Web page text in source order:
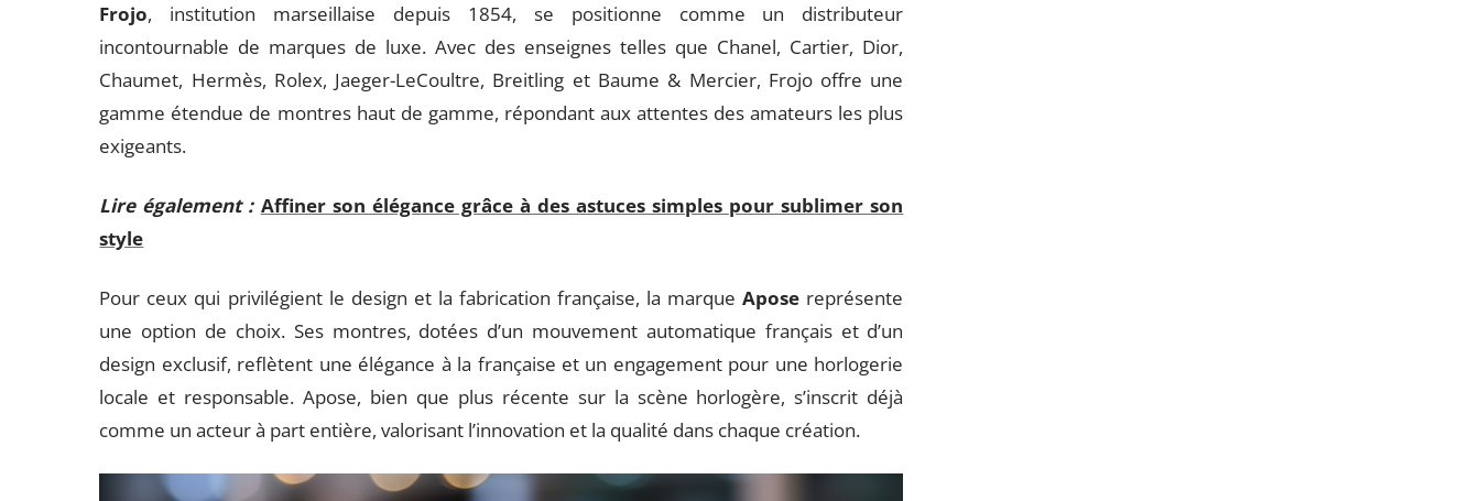
Frojo, institution marseillaise depuis 1854, se positionne comme un distributeur
incontournable de marques de luxe. Avec des enseignes telles que Chanel, Cartier, Dior,
Chaumet, Hermès, Rolex, Jaeger-LeCoultre, Breitling et Baume & Mercier, Frojo offre une
gamme étendue de montres haut de gamme, répondant aux attentes des amateurs les plus
exigeants.
Lire également : Affiner son élégance grâce à des astuces simples pour sublimer son
style
Pour ceux qui privilégient le design et la fabrication française, la marqueApose représente
une option de choix. Ses montres, dotées d’un mouvement automatique français et d’un
design exclusif, reflètent une élégance à la française et un engagement pour une horlogerie
locale et responsable. Apose, bien que plus récente sur la scène horlogère, s’inscrit déjà
comme un acteur à part entière, valorisant l’innovation et la qualité dans chaque création.